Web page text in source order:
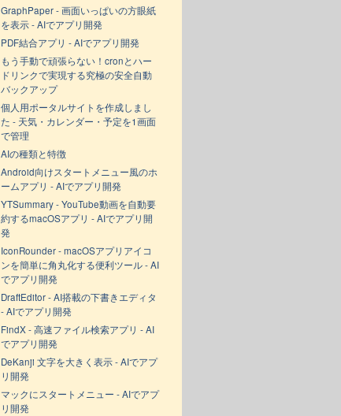
GraphPaper - 画面いっぱいの方眼紙
を表示 - AIでアプリ開発
PDF結合アプリ - AIでアプリ開発
もう手動で頑張らない！cronとハー
ドリンクで実現する究極の安全自動
バックアップ
個人用ポータルサイトを作成しまし
た - 天気・カレンダー・予定を1画面
で管理
AIの種類と特徴
Android向けスタートメニュー風のホ
ームアプリ - AIでアプリ開発
YTSummary - YouTube動画を自動要
約するmacOSアプリ - AIでアプリ開
発
IconRounder - macOSアプリアイコ
ンを簡単に角丸化する便利ツール - AI
でアプリ開発
DraftEditor - AI搭載の下書きエディタ
- AIでアプリ開発
FindX - 高速ファイル検索アプリ - AI
でアプリ開発
DeKanji 文字を大きく表示 - AIでアプ
リ開発
マックにスタートメニュー - AIでアプ
リ開発